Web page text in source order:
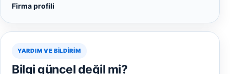
Firma profili
YARDIM VE BILDIRIM
Bilgi güncel değil mi?